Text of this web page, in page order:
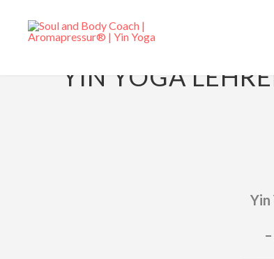
YIN YOGA
Yin